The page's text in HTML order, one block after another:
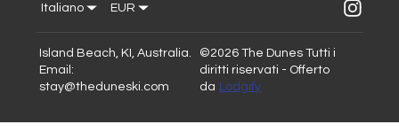
Italiano EUR
Island Beach, KI, Australia
Email :
stay@theduneski.com
©2026 The Dunes Tutti i
diritti riservati - Offerto
da Lodgify